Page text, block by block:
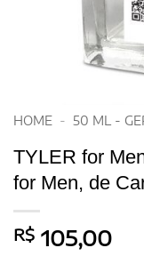
HOME - 50 ML -
TYLER for
for Men, de
R$ 105,00